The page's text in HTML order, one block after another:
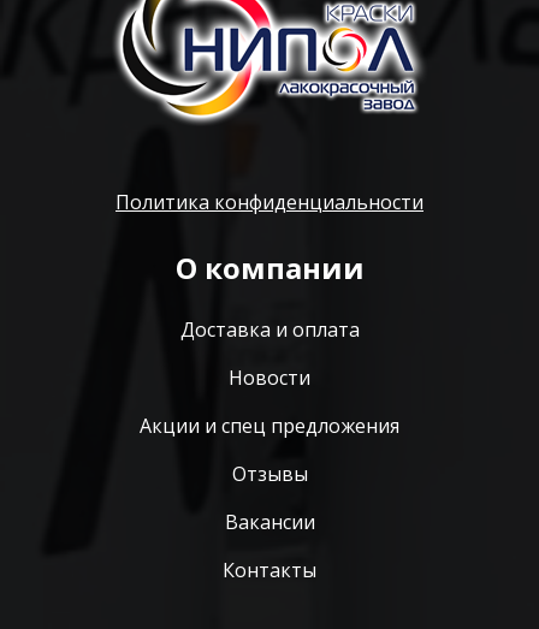
Политика конфиденциальности
О компании
Доставка и оплата
Новости
Акции и спец предложения
Отзывы
Вакансии
Контакты